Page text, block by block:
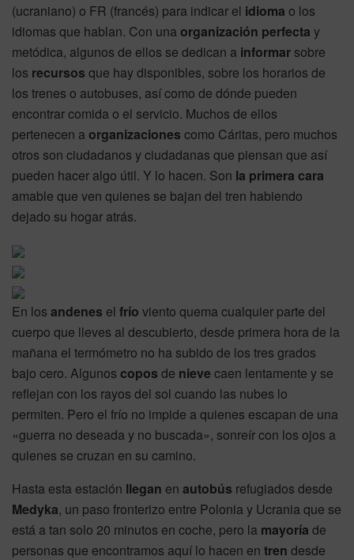
(ucraniano) o FR (francés) para indicar el idioma o los
idiomas que hablan. Con unaorganización perfecta y
metódica, algunos de ellos se dedican a informar sobre
los recursos que hay disponibles, sobre los horarios de
los trenes o autobuses, así como de dónde pueden
encontrar comida o el servicio. Muchos de ellos
pertenecen aorganizaciones como Cáritas, pero muchos
otros son ciudadanos y ciudadanas que piensan que así
pueden hacer algo útil. Y lo hacen. Son la primera cara
amable que ven quienes se bajan del tren habiendo
dejado su hogar atrás.
En los andenes el frío viento quema cualquier parte del
cuerpo que lleves al descubierto, desde primera hora de la
mañana el termómetro no ha subido de los tres grados
bajo cero. Algunos copos de nieve caen lentamente y se
reflejan con los rayos del sol cuando las nubes lo
permiten. Pero el frío no impide a quienes escapan de una
«guerra no deseada y no buscada», sonreír con los ojos a
quienes se cruzan en su camino.
Hasta esta estación llegan en autobús refugiados desde
Medyka, un paso fronterizo entre Polonia y Ucrania que se
está a tan solo 20 minutos en coche, pero la mayoría de
personas que encontramos aquí lo hacen en tren desde